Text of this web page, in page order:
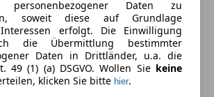
personenbezogener Daten zu
soweit diese auf Grundlage
erfolgt. Die Einwilligung
die Übermittlung bestimmter
Daten in Drittländer, u.a. die
49 (1) (a) DSGVO. Wollen Sie keine
klicken Sie bitte hier.